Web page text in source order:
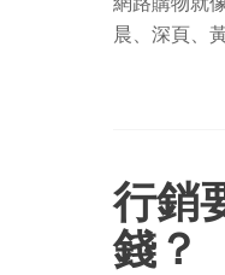
晨、深頁、
行銷
錢？